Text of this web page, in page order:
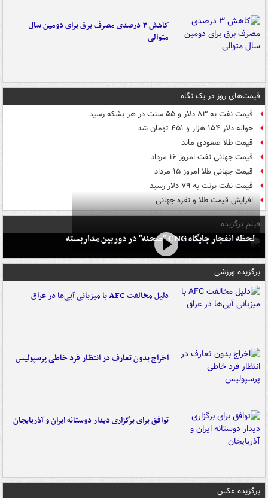
کاهش ۳ درصدی مصرف برق برای دومین سال
متوالی
قیمت‌های روز در یک نگاه
قیمت نفت به ۸۳ دلار و ۵۵ سنت در هر بشکه رسید
حواله دلار ۱۵۴ هزار و ۴۵۱ تومان شد
قیمت طلا صعودی ماند
قیمت جهانی نفت امروز ۱۶ مرداد
قیمت جهانی طلا امروز ۱۵ مرداد
قیمت نفت برنت به ۷۹ دلار رسید
افزایش قیمت طلا و نقره جهانی
فیلم برگزیده
لحظه انفجار جایگاه CNG "صحنه" در دوربین مداربسته
برگزیده ورزشی
دلیل مخالفت AFC با میزبانی آبی‌ها در عراق
اخراج بدون تعارف در انتظار فرد خاطی پرسپولیس
توافق برای برگزاری دیدار دوستانه ایران و آذربایجان
برگزیده عکس